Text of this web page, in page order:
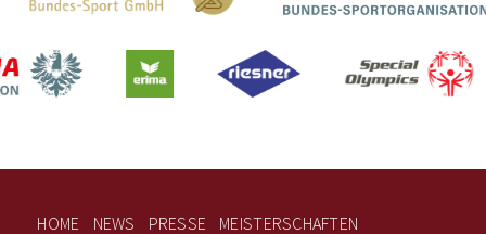
HOME NEWS PRESSE MEISTERSCHAFTEN